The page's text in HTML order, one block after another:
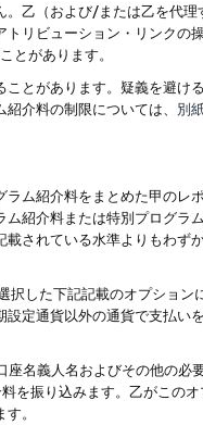
乙（および/または乙を代
リビューション・リンクの
とがあります。
とがあります。疑義を避け
介料の制限については、 別
ム紹介料をまとめた甲のレ
紹介料または特別プログラ
されている水準よりもわず
した下記記載のオプション
定通貨以外の通貨で支払い
義人名およびその他の必
を振り込みます。乙がこの
。